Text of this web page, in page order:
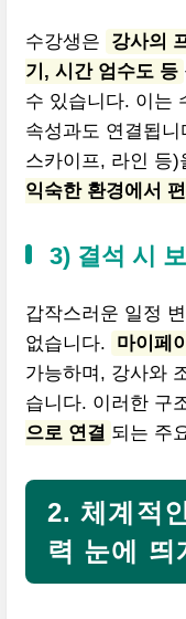
수강생은
강사의
기, 시간 엄수도 등
수 있습니다. 이는
속성과도 연결됩
스카이프, 라인 등
익숙한 환경에서
3) 결석 시
갑작스러운 일정
없습니다.
마이페
가능하며, 강사와
습니다. 이러한 구
으로 연결 되는 주
2. 체계적
력 눈에 띄